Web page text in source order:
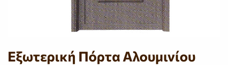
Εξωτερική Πόρτα Αλουμινίου